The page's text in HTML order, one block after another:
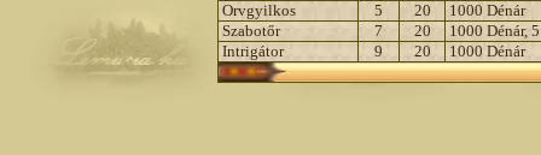
Orvgyilkos
5 20
1000 Dénár
Szabotőr
7 20
1000 Dénár,
Intrigátor
9 20 1000 Dénár